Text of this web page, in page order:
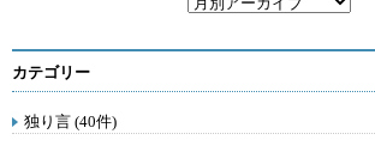
カテゴリー
独り言 (40件)